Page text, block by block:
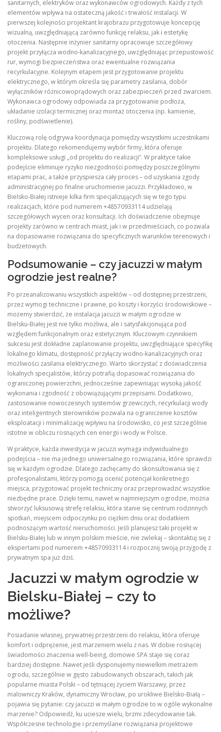
sanitarnych, elektryków oraz wykonawców ogrodowych. Każdy z tych
elementów wpływa na ostateczną jakość i trwałość instalacji. W
pierwszej kolejności projektant krajobrazu przygotowuje koncepcję
wizualną, uwzględniającą zarówno funkcję relaksu, jak i estetykę
otoczenia. Następnie inżynier sanitarny opracowuje szczegółowy
projekt przyłącza wodno‑kanalizacyjnego, uwzględniając przepustowość
rur, wymogi bezpieczeństwa oraz ewentualne rozwiązania
recyrkulacyjne. Kolejnym etapem jest przygotowanie projektu
elektrycznego, w którym określa się parametry zasilania, dobór
wyłączników różnicowoprądowych oraz zabezpieczeń przed zwarciem.
Wykonawca ogrodowy odpowiada za przygotowanie podłoża,
układanie izolacji termicznej oraz montaż otoczenia (np. kamienie,
rośliny, podświetlenie).
Kluczową rolę odgrywa koordynacja pomiędzy wszystkimi uczestnikami
projektu. Dlatego rekomendujemy wybór firmy, która oferuje
kompleksowe usługi „od projektu do realizacji”. W praktyce takie
podejście eliminuje ryzyko niezgodności pomiędzy poszczególnymi
etapami prac, a także przyspiesza cały proces – od uzyskania zgody
administracyjnej po finalne uruchomienie jacuzzi. Przykładowo, w
Bielsko‑Białej istnieje kilka firm specjalizujących się w tego typu
realizacjach, które pod numerem +48570933114 udzielają
szczegółowych wycen oraz konsultacji. Ich doświadczenie obejmuje
projekty zarówno w centrach miast, jak i w przedmieściach, co pozwala
na dopasowanie rozwiązania do specyficznych warunków terenowych i
budżetowych.
Podsumowanie – czy jacuzzi w małym
ogrodzie jest realne?
Po przeanalizowaniu wszystkich aspektów – od dostępnej przestrzeni,
przez wymogi techniczne i prawne, po koszty i korzyści środowiskowe –
możemy stwierdzić, że instalacja jacuzzi w małym ogrodzie w
Bielsku‑Białej jest nie tylko możliwa, ale i satysfakcjonująca pod
względem funkcjonalnym oraz estetycznym. Kluczowym czynnikiem
sukcesu jest dokładne zaplanowanie projektu, uwzględniające specyfikę
lokalnego klimatu, dostępność przyłączy wodno‑kanalizacyjnych oraz
możliwości zasilania elektrycznego. Warto skorzystać z doświadczenia
lokalnych specjalistów, którzy potrafią dopasować rozwiązania do
ograniczonej powierzchni, jednocześnie zapewniając wysoką jakość
wykonania i zgodność z obowiązującymi przepisami. Dodatkowo,
zastosowanie nowoczesnych systemów grzewczych, recyrkulacji wody
oraz inteligentnych sterowników pozwala na ograniczenie kosztów
eksploatacji i minimalizację wpływu na środowisko, co jest szczególnie
istotne w obliczu rosnących cen energii i wody w Polsce.
W praktyce, każda inwestycja w jacuzzi wymaga indywidualnego
podejścia – nie ma jednego uniwersalnego rozwiązania, które sprawdzi
się w każdym ogrodzie. Dlatego zachęcamy do skonsultowania się z
profesjonalistami, którzy pomogą ocenić potencjał konkretnego
miejsca, przygotować projekt techniczny oraz przeprowadzić wszystkie
niezbędne prace. Dzięki temu, nawet w najmniejszym ogrodzie, można
stworzyć luksusową strefę relaksu, która stanie się centrum rodzinnych
spotkań, miejscem odpoczynku po ciężkim dniu oraz dodatkiem
podnoszącym wartość nieruchomości. Jeśli planujesz taki projekt w
Bielsku‑Białej lub w innym polskim mieście, nie zwlekaj – skontaktuj się z
ekspertami pod numerem +48570933114 i rozpocznij swoją przygodę z
prywatnym spa już dziś.
Jacuzzi w małym ogrodzie w
Bielsku-Białej – czy to
możliwe?
Posiadanie własnej, prywatnej przestrzeni do relaksu, która oferuje
komfort i odprężenie, jest marzeniem wielu z nas. W dobie rosnącej
świadomości znaczenia well-being, domowe SPA staje się coraz
bardziej dostępne. Nawet jeśli dysponujemy niewielkim metrażem
ogrodu, szczególnie w gęsto zabudowanych obszarach, takich jak
popularne miasta Polski – od tętniącej życiem Warszawy, przez
malowniczy Kraków, dynamiczny Wrocław, po urokliwe Bielsko-Białą –
pojawia się pytanie: czy jacuzzi w małym ogrodzie to w ogóle wykonalne
marzenie? Odpowiedź, ku uciesze wielu, brzmi zdecydowanie tak.
Współczesne technologie i przemyślane rozwiązania projektowe